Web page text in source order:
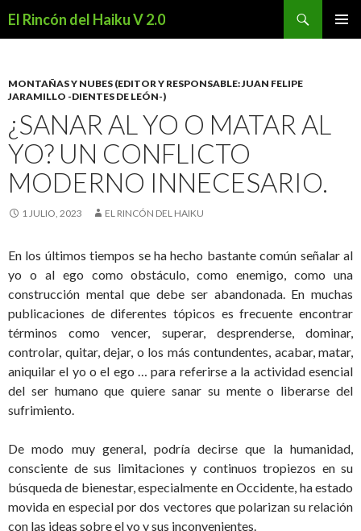
El Rincón del Haiku V 2.0
MONTAÑAS Y NUBES (EDITOR Y RESPONSABLE: JUAN FELIPE
JARAMILLO -DIENTES DE LEÓN-)
¿SANAR AL YO O MATAR AL
YO? UN CONFLICTO
MODERNO INNECESARIO.
1 JULIO, 2023 EL RINCÓN DEL HAIKU
En los últimos tiempos se ha hecho bastante común señalar al
yo o al ego como obstáculo, como enemigo, como una
construcción mental que debe ser abandonada. En muchas
publicaciones de diferentes tópicos es frecuente encontrar
términos como vencer, superar, desprenderse, dominar,
controlar, quitar, dejar, o los más contundentes, acabar, matar,
aniquilar el yo o el ego … para referirse a la actividad esencial
del ser humano que quiere sanar su mente o liberarse del
sufrimiento.
De modo muy general, podría decirse que la humanidad,
consciente de sus limitaciones y continuos tropiezos en su
búsqueda de bienestar, especialmente en Occidente, ha estado
movida en especial por dos vectores que polarizan su relación
con las ideas sobre el yo y sus inconvenientes.